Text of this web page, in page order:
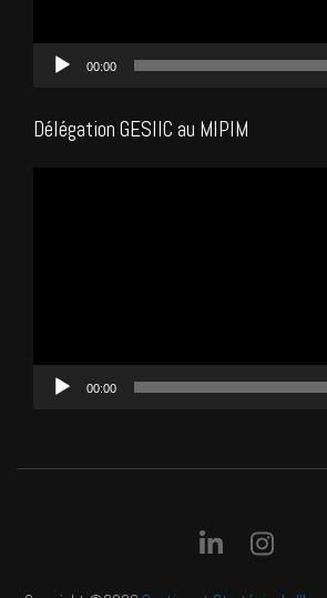
00:00
Délégation GESIIC au MIPIM
00:00